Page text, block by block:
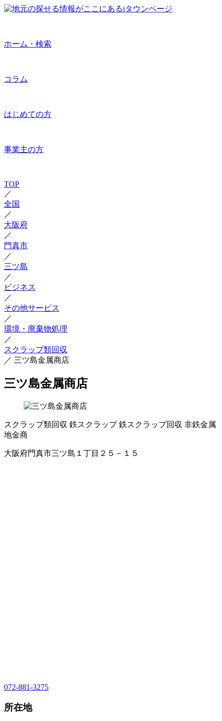
ホーム・検索
コラム
はじめての方
事業主の方
TOP
／
全国
／
大阪府
／
門真市
／
三ツ島
／
ビジネス
／
その他サービス
／
環境・廃棄物処理
／
スクラップ類回収
／ 三ツ島金属商店
三ツ島金属商店
スクラップ類回収 鉄スクラップ 鉄スクラップ回収 非鉄金属
地金商
大阪府門真市三ツ島１丁目２５－１５
072-881-3275
所在地